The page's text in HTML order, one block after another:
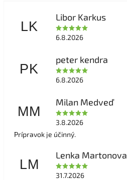
LK
Libor Karkus
6.8.2026
PK
peter kendra
6.8.2026
MM
Milan Medveď
3.8.2026
Prípravok je účinný.
LM
Lenka Martonova
31.7.2026